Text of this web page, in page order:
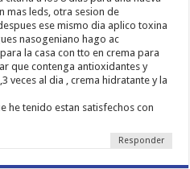
mas leds, otra sesion de
ese mismo dia aplico toxina
nasogeniano hago ac
la casa con tto en crema para
que contenga antioxidantes y
veces al dia , crema hidratante y la
he tenido estan satisfechos con
Responder